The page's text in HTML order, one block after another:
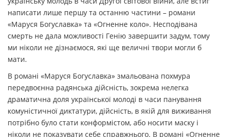
написати лише першу та останню частини – романи
«Маруся Богуславка» та «Огненне коло». Несподівана
смерть не дала можливості Генію завершити задум, тому
ми ніколи не дізнаємося, які ще величні твори могли б
мати.
В романі «Маруся Богуславка» змальована похмура
передвоєнна радянська дійсність, зокрема нелегка
драматична доля української молоді в часи панування
комуністичної диктатури, дійсність, в якій для виживання
потрібно було стати конформістом, або носити маску і
ніколи не показувати себе справжнього. В романі «Огненне